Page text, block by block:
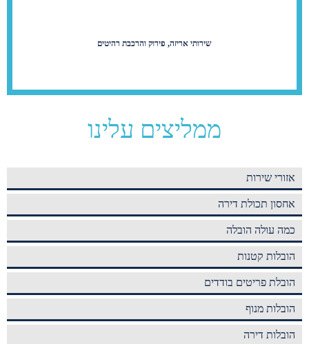
שירותי אריזה, פירוק והרכבת רהיטים
ממליצים עלינו
אזורי שירות
אחסון תכולת דירה
כמה עולה הובלה
הובלות קטנות
הובלת פריטים בודדים
הובלות מנוף
הובלות דירה